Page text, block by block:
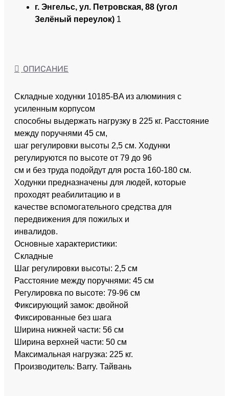
г. Энгельс, ул. Петровская, 88 (угол
Зелёный переулок) 1
ОПИСАНИЕ
Складные ходунки 10185-BA из алюминия с
усиленным корпусом
способны выдержать нагрузку в 225 кг. Расстояние
между поручнями 45 см,
шаг регулировки высоты 2,5 см. Ходунки
регулируются по высоте от 79 до 96
см и без труда подойдут для роста 160-180 см.
Ходунки предназначены для людей, которые
проходят реабилитацию и в
качестве вспомогательного средства для
передвижения для пожилых и
инвалидов.
Основные характеристики:
Складные
Шаг регулировки высоты: 2,5 см
Расстояние между поручнями: 45 см
Регулировка по высоте: 79-96 см
Фиксирующий замок: двойной
Фиксированные без шага
Ширина нижней части: 56 см
Ширина верхней части: 50 см
Максимальная нагрузка: 225 кг.
Производитель: Barry. Тайвань